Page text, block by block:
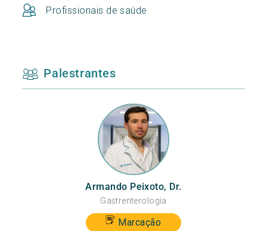
Profissionais de saúde
Palestrantes
Armando Peixoto, Dr.
Gastrenterologia
Marcação